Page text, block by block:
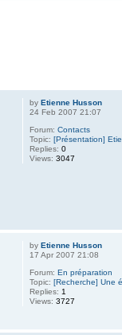
byEtienne Husson
24 Feb 2007 21:07
Forum:Contacts
Topic:[Présentation]
Replies:0
Views:3047
byEtienne Husson
17 Apr 2007 21:08
Forum:En préparation
Topic:[Recherche] Une
Replies: 1
Views:3727